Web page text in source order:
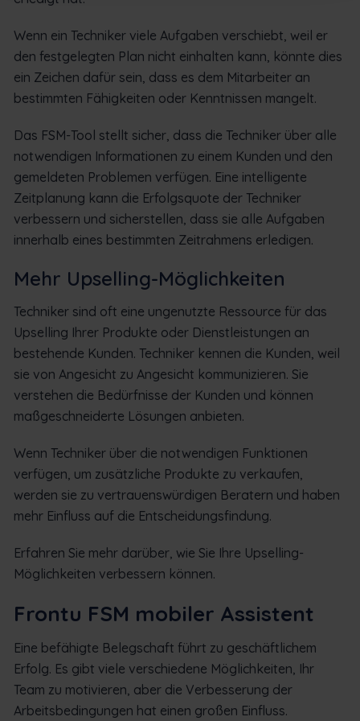
Wenn ein Techniker viele Aufgaben verschiebt, weil er
den festgelegten Plan nicht einhalten kann, könnte dies
ein Zeichen dafür sein, dass es dem Mitarbeiter an
bestimmten Fähigkeiten oder Kenntnissen mangelt.
Das FSM-Tool stellt sicher, dass die Techniker über alle
notwendigen Informationen zu einem Kunden und den
gemeldeten Problemen verfügen. Eine intelligente
Zeitplanung kann die Erfolgsquote der Techniker
verbessern und sicherstellen, dass sie alle Aufgaben
innerhalb eines bestimmten Zeitrahmens erledigen.
Mehr Upselling-Möglichkeiten
Techniker sind oft eine ungenutzte Ressource für das
Upselling Ihrer Produkte oder Dienstleistungen an
bestehende Kunden. Techniker kennen die Kunden, weil
sie von Angesicht zu Angesicht kommunizieren. Sie
verstehen die Bedürfnisse der Kunden und können
maßgeschneiderte Lösungen anbieten.
Wenn Techniker über die notwendigen Funktionen
verfügen, um zusätzliche Produkte zu verkaufen,
werden sie zu vertrauenswürdigen Beratern und haben
mehr Einfluss auf die Entscheidungsfindung.
Erfahren Sie mehr darüber, wie Sie Ihre Upselling-
Möglichkeiten verbessern können.
Frontu FSM mobiler Assistent
Eine befähigte Belegschaft führt zu geschäftlichem
Erfolg. Es gibt viele verschiedene Möglichkeiten, Ihr
Team zu motivieren, aber die Verbesserung der
Arbeitsbedingungen hat einen großen Einfluss.